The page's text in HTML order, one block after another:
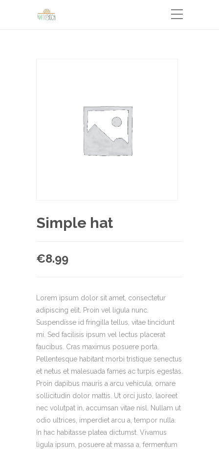
Simple hat
€8.99
Lorem ipsum dolor sit amet, consectetur
adipiscing elit. Proin vel ligula nunc.
Suspendisse id fringilla tellus, vitae tincidunt
mi. Sed facilisis ipsum vel lectus placerat
faucibus. Cras maximus posuere porta.
Pellentesque habitant morbi tristique senectus
et netus et malesuada fames ac turpis egestas.
Proin dapibus mauris a arcu vehicula, ornare
sollicitudin dolor mattis. Ut orci justo, laoreet
nec volutpat in, accumsan vitae nisl. Nullam ut
odio ultrices, imperdiet arcu a, tempor nulla.
In hac habitasse platea dictumst. Vivamus
ligula ipsum, posuere at massa a, fermentum